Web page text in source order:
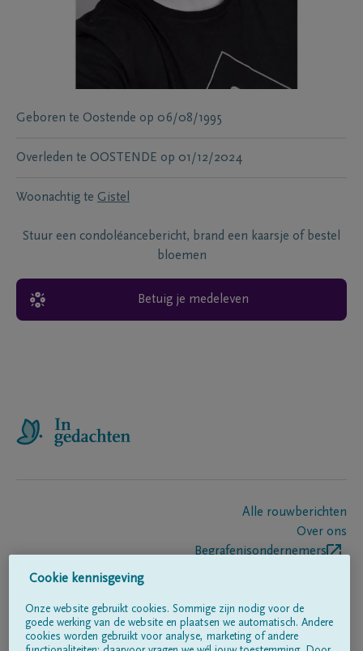
Geboren te Oostende op 06/08/1995
Overleden te OOSTENDE op 01/12/2024
Woonachtig te Gistel
Stuur een condoléancebericht, brand een kaarsje of bestel
bloemen
Betuig je medeleven
Alle rouwberichten
Over ons
Begrafenisondernemers
Volg ons op
Cookie kennisgeving
Onze website gebruikt cookies. Sommige zijn nodig voor de
goede werking van de website en plaatsen we automatisch. Andere
cookies worden gebruikt voor analyse, marketing of andere